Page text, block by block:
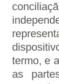
termo, e
as